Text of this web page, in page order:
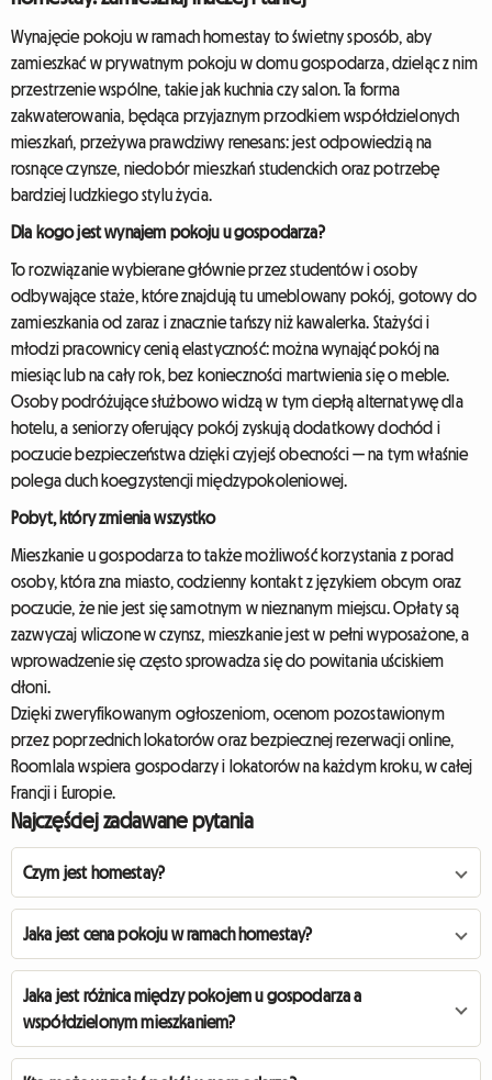
Wynajęcie pokoju w ramach homestay to świetny sposób, aby
zamieszkać w prywatnym pokoju w domu gospodarza, dzieląc z nim
przestrzenie wspólne, takie jak kuchnia czy salon. Ta forma
zakwaterowania, będąca przyjaznym przodkiem współdzielonych
mieszkań, przeżywa prawdziwy renesans: jest odpowiedzią na
rosnące czynsze, niedobór mieszkań studenckich oraz potrzebę
bardziej ludzkiego stylu życia.
Dla kogo jest wynajem pokoju u gospodarza?
To rozwiązanie wybierane głównie przez studentów i osoby
odbywające staże, które znajdują tu umeblowany pokój, gotowy do
zamieszkania od zaraz i znacznie tańszy niż kawalerka. Stażyści i
młodzi pracownicy cenią elastyczność: można wynająć pokój na
miesiąc lub na cały rok, bez konieczności martwienia się o meble.
Osoby podróżujące służbowo widzą w tym ciepłą alternatywę dla
hotelu, a seniorzy oferujący pokój zyskują dodatkowy dochód i
poczucie bezpieczeństwa dzięki czyjejś obecności — na tym właśnie
polega duch koegzystencji międzypokoleniowej.
Pobyt, który zmienia wszystko
Mieszkanie u gospodarza to także możliwość korzystania z porad
osoby, która zna miasto, codzienny kontakt z językiem obcym oraz
poczucie, że nie jest się samotnym w nieznanym miejscu. Opłaty są
zazwyczaj wliczone w czynsz, mieszkanie jest w pełni wyposażone, a
wprowadzenie się często sprowadza się do powitania uściskiem
dłoni.
Dzięki zweryfikowanym ogłoszeniom, ocenom pozostawionym
przez poprzednich lokatorów oraz bezpiecznej rezerwacji online,
Roomlala wspiera gospodarzy i lokatorów na każdym kroku, w całej
Francji i Europie.
Najczęściej zadawane pytania
Czym jest homestay?
Jaka jest cena pokoju w ramach homestay?
Jaka jest różnica między pokojem u gospodarza a
współdzielonym mieszkaniem?